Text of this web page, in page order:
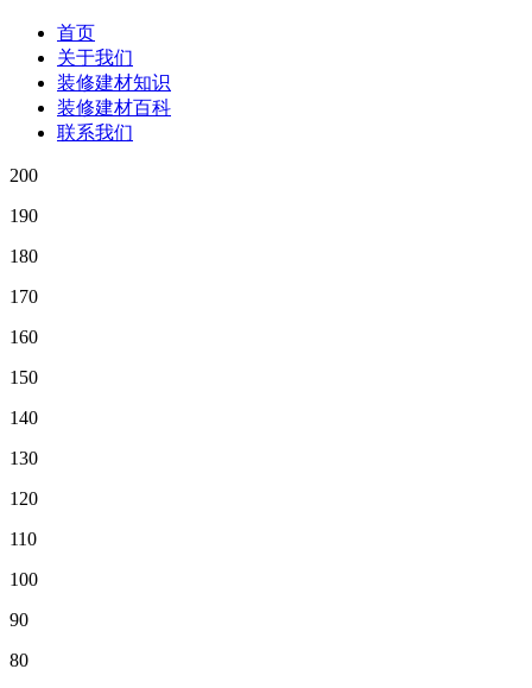
首页
关于我们
装修建材知识
装修建材百科
联系我们
200
190
180
170
160
150
140
130
120
110
100
90
80